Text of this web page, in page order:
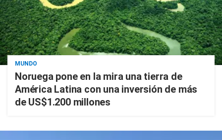
MUNDO
Noruega pone en la mira una tierra de
América Latina con una inversión de más
de US$1.200 millones